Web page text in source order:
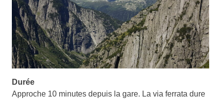
Durée
Approche 10 minutes depuis la gare. La via ferrata dure